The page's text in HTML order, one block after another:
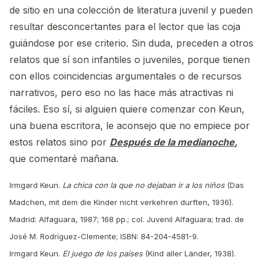
de sitio en una colección de literatura juvenil y pueden
resultar desconcertantes para el lector que las coja
guiándose por ese criterio. Sin duda, preceden a otros
relatos que sí son infantiles o juveniles, porque tienen
con ellos coincidencias argumentales o de recursos
narrativos, pero eso no las hace más atractivas ni
fáciles. Eso sí, si alguien quiere comenzar con Keun,
una buena escritora, le aconsejo que no empiece por
estos relatos sino por Después de la medianoche,
que comentaré mañana.
Irmgard Keun. La chica con la que no dejaban ir a los niños(Das
Madchen, mit dem die Kinder nicht verkehren durften, 1936).
Madrid: Alfaguara, 1987; 168 pp.; col. Juvenil Alfaguara; trad. de
José M. Rodríguez-Clemente; ISBN: 84-204-4581-9.
Irmgard Keun. El juego de los países(Kind aller Länder, 1938).